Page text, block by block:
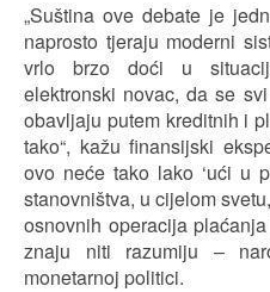
„Suština ove debate je
naprosto tjeraju moderni
vrlo brzo doći u
elektronski novac, da se
obavljaju putem kreditnih i
tako“, kažu finansijski
ovo neće tako lako ‘ući u
stanovništva, u cijelom
osnovnih operacija
znaju niti razumiju –
monetarnoj politici.